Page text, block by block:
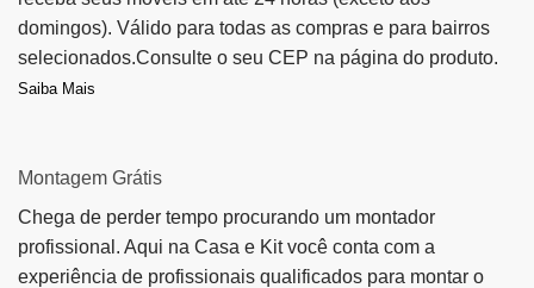
domingos). Válido para todas as compras e para bairros
selecionados.Consulte o seu CEP na página do produto.
Saiba Mais
Montagem Grátis
Chega de perder tempo procurando um montador
profissional. Aqui na Casa e Kit você conta com a
experiência de profissionais qualificados para montar o